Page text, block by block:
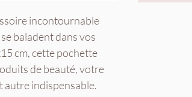
incontournable
baladent dans vos
cm, cette pochette
de beauté, votre
autre indispensable.